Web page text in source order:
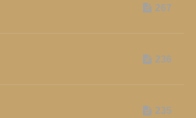
267
236
235